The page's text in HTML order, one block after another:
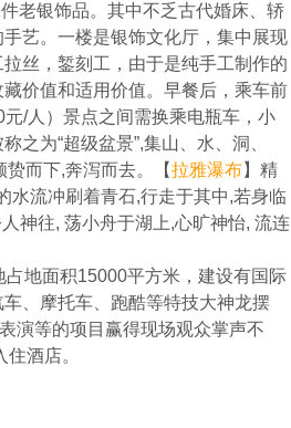
老银饰品。其中不乏古代婚床、轿
艺。一楼是银饰文化厅，集中展现
丝，錾刻工，由于是纯手工制作的
价值和适用价值。早餐后，乘车前
/人）景点之间需换乘电瓶车，小
之为“超级盆景”,集山、水、洞、
而下,奔泻而去。【拉雅瀑布】精
水流冲刷着青石,行走于其中,若身临
神往, 荡小舟于湖上,心旷神怡, 流连
地面积15000平方米，建设有国际
、摩托车、跑酷等特技大神龙摆
演等的项目赢得现场观众掌声不
酒店。